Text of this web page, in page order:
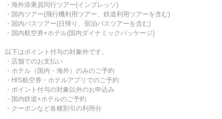
・海外添乗員同行ツアー(インプレッソ)
・国内ツアー(飛行機利用ツアー、鉄道利用ツアーを含む)
・国内バスツアー(日帰り、宿泊バスツアーを含む)
・国内航空券+ホテル(国内ダイナミックパッケージ)
以下はポイント付与の対象外です。
・店舗でのお支払い
・ホテル（国内・海外）のみのご予約
・HIS航空券・ホテルアプリでのご予約
・ポイント付与の対象以外のお申込み
・国内鉄道+ホテルのご予約
・クーポンなど各種割引の利用分